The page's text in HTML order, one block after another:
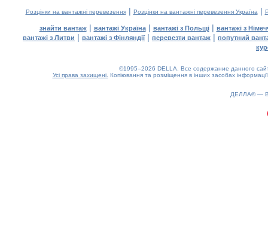
Розцінки на вантажні перевезення| Розцінки на вантажні перевезення Україна |
знайти вантаж| вантажі Україна| вантажі з Польщі| вантажі з
вантажі з Литви | вантажі з Фінляндії| перевезти вантаж | попутний
©1995–2026 DELLA. Все содержание данного
Усі права захищені. Копіювання та розміщення в інших засобах
ДЕЛЛА® —